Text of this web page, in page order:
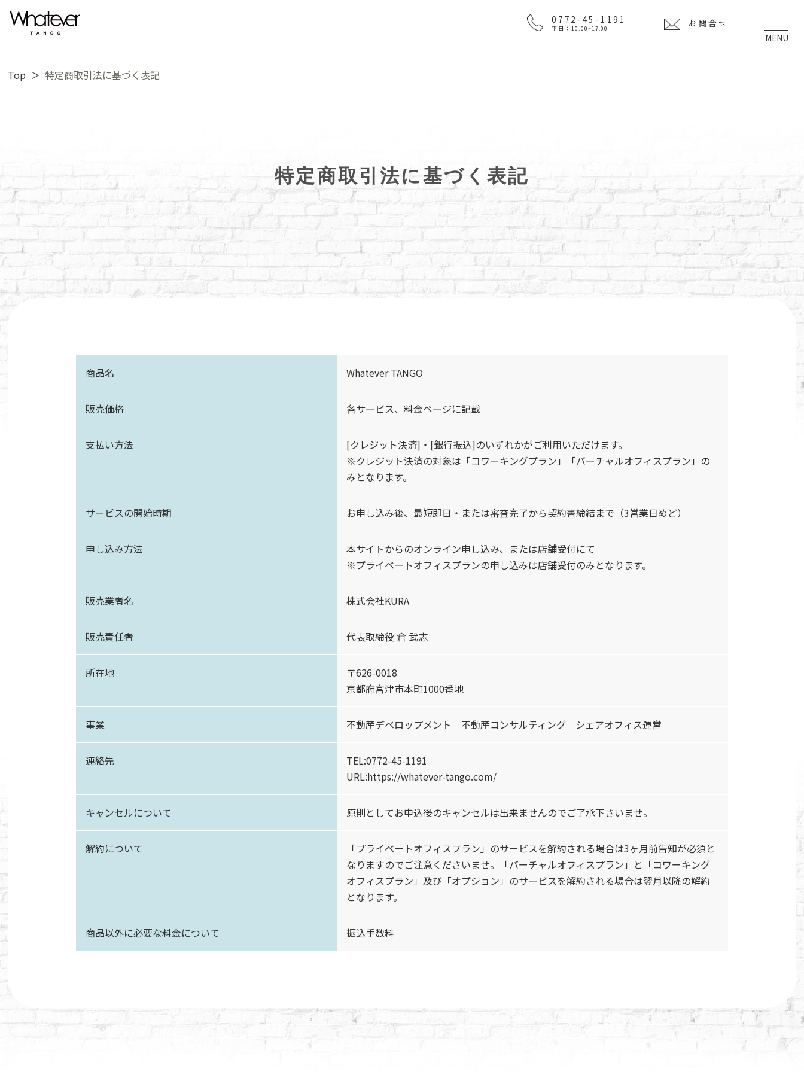
0772-45-1191
平日：10:00~17:00 お問合せ
Top 特定商取引法に基づく表記
特定商取引法に基づく表記
商品名 Whatever TANGO
販売価格 各サービス、料金ページに記載
支払い方法
[クレジット決済]・[銀行振込]のいずれかがご利用いただけます。
※クレジット決済の対象は「コワーキングプラン」「バーチャルオフィスプラン」の
みとなります。
サービスの開始時期 お申し込み後、最短即日・または審査完了から契約書締結まで（3営業日めど）
申し込み方法
本サイトからのオンライン申し込み、または店舗受付にて
※プライベートオフィスプランの申し込みは店舗受付のみとなります。
販売業者名 株式会社KURA
販売責任者 代表取締役 倉 武志
所在地
〒626-0018
京都府宮津市本町1000番地
事業 不動産デベロップメント 不動産コンサルティング シェアオフィス運営
連絡先
TEL:0772-45-1191
URL:https://whatever-tango.com/
キャンセルについて 原則としてお申込後のキャンセルは出来ませんのでご了承下さいませ。
解約について
「プライベートオフィスプラン」のサービスを解約される場合は3ヶ月前告知が必須と
なりますのでご注意くださいませ。「バーチャルオフィスプラン」と「コワーキング
オフィスプラン」及び「オプション」のサービスを解約される場合は翌月以降の解約
となります。
商品以外に必要な料金について 振込手数料